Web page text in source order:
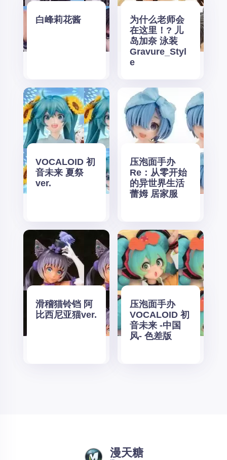
白峰莉花酱
为什么老师会
在这里！? 儿
岛加奈 泳装
Gravure_Styl
e
VOCALOID 初
音未来 夏祭
ver.
压泡面手办
Re：从零开始
的异世界生活
蕾姆 居家服
滑稽猫铃铛 阿
比西尼亚猫ver.
压泡面手办
VOCALOID 初
音未来 -中国
风- 色差版
漫天糖